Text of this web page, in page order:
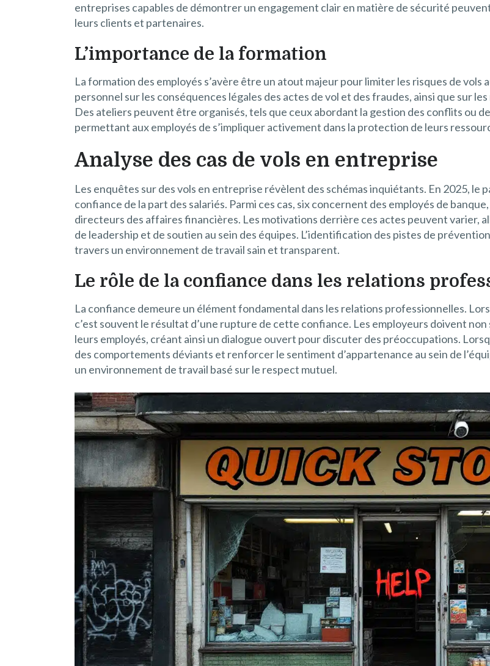
entreprises capables de démontrer un engagement clair en matière de sécurité
leurs clients et partenaires.
L’importance de la formation
La formation des employés s’avère être un atout majeur pour limiter les risques de vols
personnel sur les conséquences légales des actes de vol et des fraudes, ainsi que sur
Des ateliers peuvent être organisés, tels que ceux abordant la gestion des conflits ou
permettant aux employés de s’impliquer activement dans la protection de leurs
Analyse des cas de vols en entreprise
Les enquêtes sur des vols en entreprise révèlent des schémas inquiétants. En 2025, le
confiance de la part des salariés. Parmi ces cas, six concernent des employés de
directeurs des affaires financières. Les motivations derrière ces actes peuvent varier,
de leadership et de soutien au sein des équipes. L’identification des pistes de
travers un environnement de travail sain et transparent.
Le rôle de la confiance dans les relations
La confiance demeure un élément fondamental dans les relations professionnelles.
c’est souvent le résultat d’une rupture de cette confiance. Les employeurs doivent
leurs employés, créant ainsi un dialogue ouvert pour discuter des préoccupations.
des comportements déviants et renforcer le sentiment d’appartenance au sein de
un environnement de travail basé sur le respect mutuel.